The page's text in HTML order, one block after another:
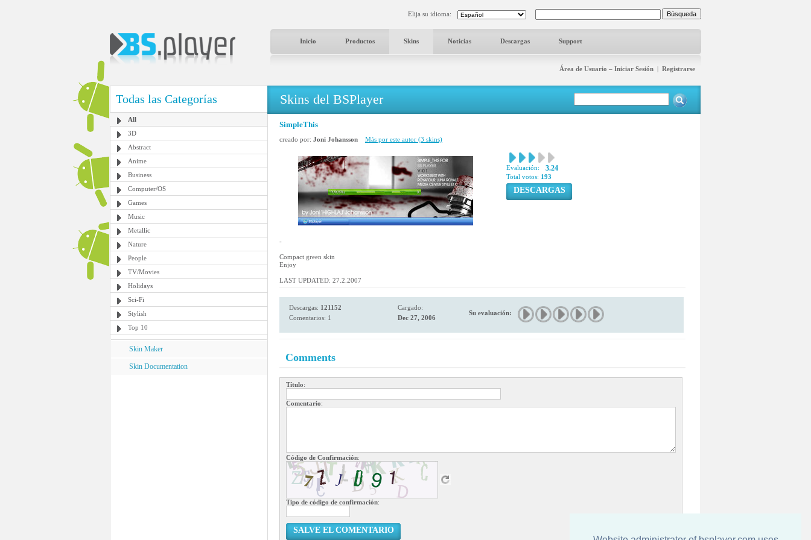
Elija su idioma:
Inicio Productos Skins Noticias Descargas Support
Área de Usuario – Iniciar Sesión | Registrarse
Todas las Categorías
All
3D
Abstract
Anime
Business
Computer/OS
Games
Music
Metallic
Nature
People
TV/Movies
Holidays
Sci-Fi
Stylish
Top 10
Skin Maker
Skin Documentation
Skins del BSPlayer
SimpleThis
creado por: Joni Johansson Más por este autor (3 skins)
Evaluación: 3.24
Total votos: 193
DESCARGAS
-
Compact green skin
Enjoy
LAST UPDATED: 27.2.2007
Descargas: 121152
Comentarios: 1
Cargado:
Dec 27, 2006
Su evaluación:
Comments
Título:
Comentario:
Código de Confirmación:
Tipo de código de confirmación:
SALVE EL COMENTARIO